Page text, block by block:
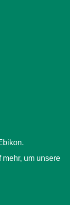
um unsere